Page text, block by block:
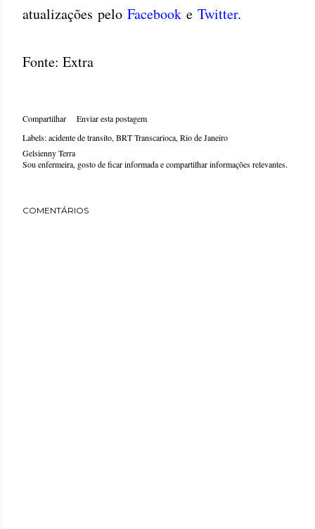
atualizações pelo Facebook e Twitter.
Fonte: Extra
Compartilhar
Enviar esta postagem
Labels:acidente de transito BRT Transcarioca Rio de Janeiro
Gelsienny Terra
Sou enfermeira, gosto de ficar informada e compartilhar informações relevantes.
COMENTÁRIOS